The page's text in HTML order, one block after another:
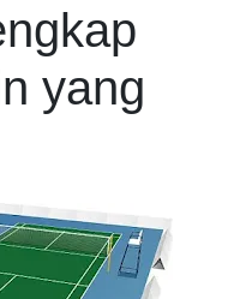
yang